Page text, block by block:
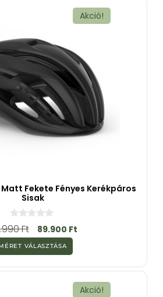
Akció!
Fekete Fényes Kerékpáros
Sisak
0
a
5
-
b
ő
Ft 89.900 Ft
VÁLASZTÁSA
Akció!